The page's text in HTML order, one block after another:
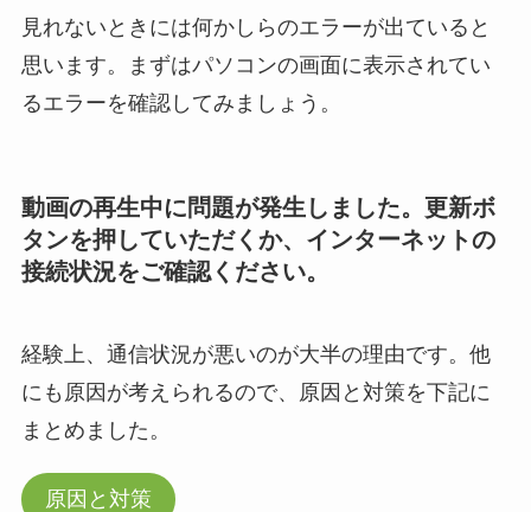
見れないときには何かしらのエラーが出ていると
思います。まずはパソコンの画面に表示されてい
るエラーを確認してみましょう。
動画の再生中に問題が発生しました。更新ボ
タンを押していただくか、インターネットの
接続状況をご確認ください。
経験上、通信状況が悪いのが大半の理由です。他
にも原因が考えられるので、原因と対策を下記に
まとめました。
原因と対策